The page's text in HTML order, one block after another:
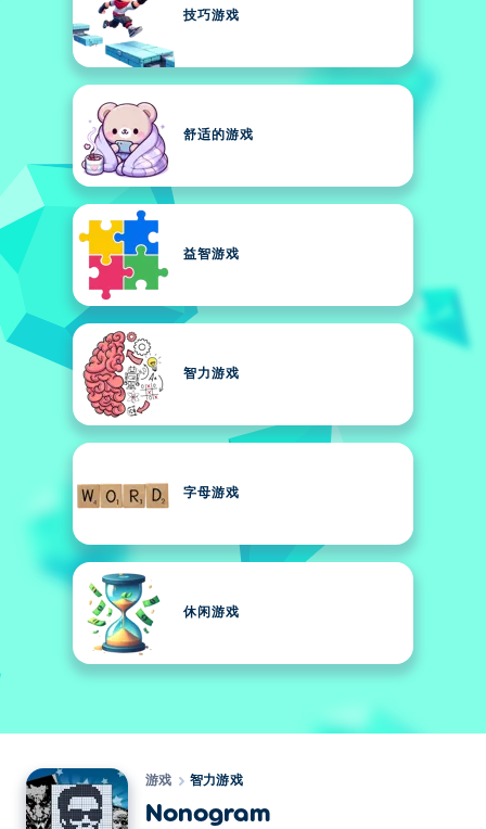
技巧游戏
舒适的游戏
益智游戏
智力游戏
字母游戏
休闲游戏
游戏 智力游戏
Nonogram